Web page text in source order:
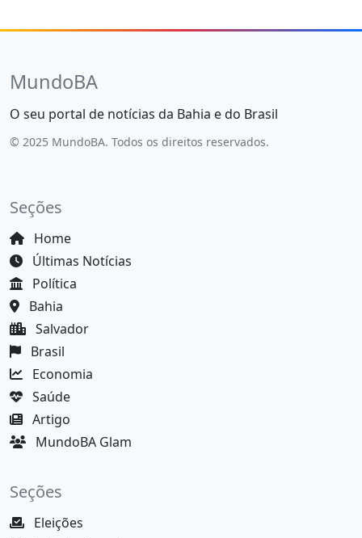
MundoBA
O seu portal de notícias da Bahia e do Brasil
© 2025 MundoBA. Todos os direitos reservados.
Seções
Home
Últimas Notícias
Política
Bahia
Salvador
Brasil
Economia
Saúde
Artigo
MundoBA Glam
Seções
Eleições